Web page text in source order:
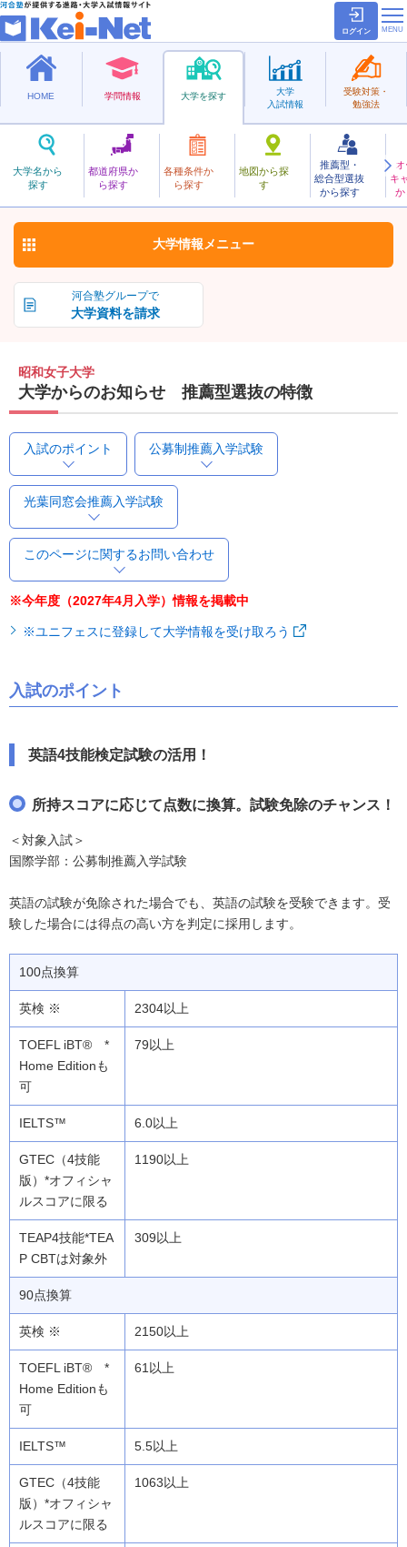
ログイン
HOME 学問情報 大学を探す
大学名から
探す
都道府県か
ら探す
各種条件か
ら探す
地図から探
す
推薦型・
総合型選抜
から探す
キ
か
大学
入試情報
受験対策・
勉強法
私立
しょうわじょし
昭和女子大学 お気に入り
河合塾グループで
大学資料を請求
大学情報 メニュー
昭和女子大学
大学からのお知らせ 推薦型選抜の特徴
入試のポイント 公募制推薦入学試験
光葉同窓会推薦入学試験
このページに関するお問い合わせ
※今年度（2027年4月入学）情報を掲載中
※ユニフェスに登録して大学情報を受け取ろう
入試のポイント
英語4技能検定試験の活用！
所持スコアに応じて点数に換算。試験免除のチャンス！
＜対象入試＞
国際学部：公募制推薦入学試験
英語の試験が免除された場合でも、英語の試験を受験できます。受
験した場合には得点の高い方を判定に採用します。
100点換算
2304以上
79以上
6.0以上
1190以上
309以上
90点換算
2150以上
61以上
5.5以上
1063以上